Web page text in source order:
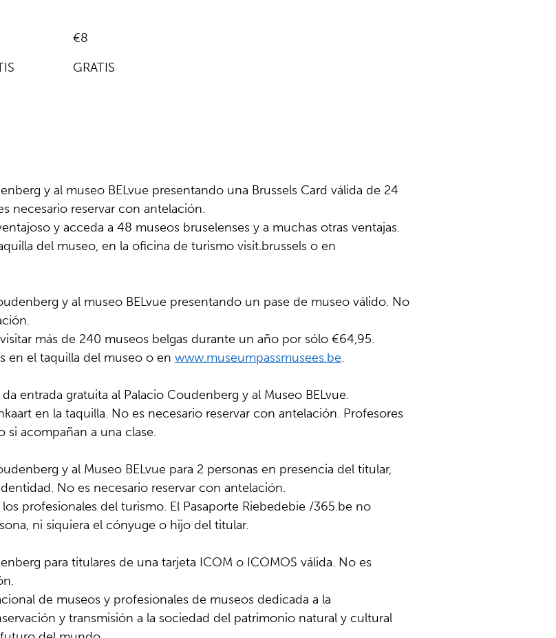
€8
GRATIS
y al museo BELvue presentando una Brussels Card válida de 24
necesario reservar con antelación.
y acceda a 48 museos bruselenses y a muchas otras ventajas.
del museo, en la oficina de turismo visit.brussels o en
y al museo BELvue presentando un pase de museo válido. No
más de 240 museos belgas durante un año por sólo €64,95.
en el taquilla del museo o en www.museumpassmusees.be.
entrada gratuita al Palacio Coudenberg y al Museo BELvue.
en la taquilla. No es necesario reservar con antelación. Profesores
si acompañan a una clase.
y al Museo BELvue para 2 personas en presencia del titular,
No es necesario reservar con antelación.
profesionales del turismo. El Pasaporte Riebedebie /365.be no
ni siquiera el cónyuge o hijo del titular.
para titulares de una tarjeta ICOM o ICOMOS válida. No es
de museos y profesionales de museos dedicada a la
y transmisión a la sociedad del patrimonio natural y cultural